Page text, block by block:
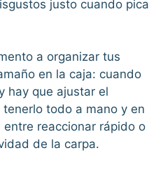
justo cuando pica
a organizar tus
en la caja: cuando
hay que ajustar el
todo a mano y en
reaccionar rápido o
de la carpa.